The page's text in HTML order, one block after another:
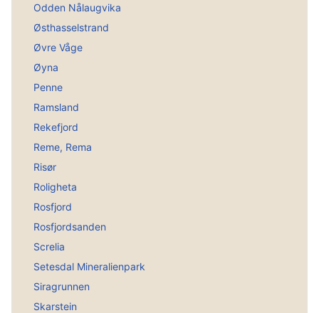
Odden Nålaugvika
Østhasselstrand
Øvre Våge
Øyna
Penne
Ramsland
Rekefjord
Reme, Rema
Risør
Roligheta
Rosfjord
Rosfjordsanden
Screlia
Setesdal Mineralienpark
Siragrunnen
Skarstein